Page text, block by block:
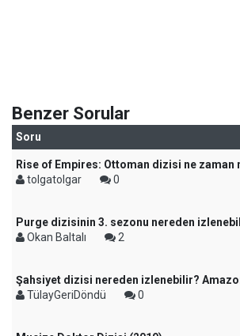
Benzer Sorular
Soru
Rise of Empires: Ottoman dizisi ne zaman
tolgatolgar
0
Purge dizisinin 3. sezonu nereden
Okan Baltalı
2
Şahsiyet dizisi nereden izlenebilir?
TülayGeriDöndü
0